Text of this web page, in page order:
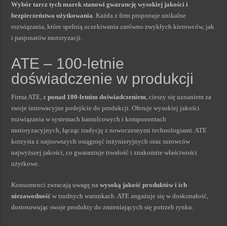
Wybór tarcz tych marek stanowi gwarancję wysokiej jakości i
bezpieczeństwa użytkowania. Każda z firm proponuje unikalne
rozwiązania, które spełnią oczekiwania zarówno zwykłych kierowców, jak
i pasjonatów motoryzacji.
ATE – 100-letnie
doświadczenie w produkcji
Firma ATE, zponad 100-letnim doświadczeniem, cieszy się uznaniem za
swoje innowacyjne podejście do produkcji. Oferuje wysokiej jakości
rozwiązania w systemach hamulcowych i komponentach
motoryzacyjnych, łącząc tradycję z nowoczesnymi technologiami. ATE
korzysta z najnowszych osiągnięć inżynieryjnych oraz surowców
najwyższej jakości, co gwarantuje trwałość i znakomite właściwości
użytkowe.
Konsumenci zwracają uwagę nawysoką jakość produktów i ich
niezawodność w trudnych warunkach. ATE angażuje się w doskonałość,
dostosowując swoje produkty do zmieniających się potrzeb rynku.